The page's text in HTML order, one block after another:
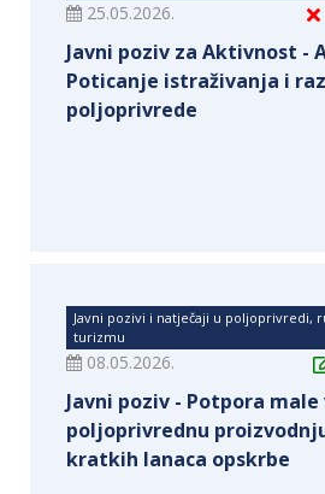
25.05.2026.
Javni poziv za Aktivnost -
Poticanje istraživanja i
poljoprivrede
Javni pozivi i natječaji u poljoprivredi,
turizmu
08.05.2026.
Javni poziv - Potpora
poljoprivrednu
kratkih lanaca opskrbe